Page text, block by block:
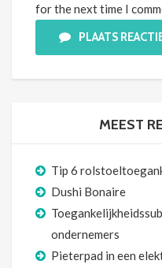
for the next time I
PLAATS
MEEST
Tip 6
Dushi Bonaire
ondernemers
Pieterpad in een